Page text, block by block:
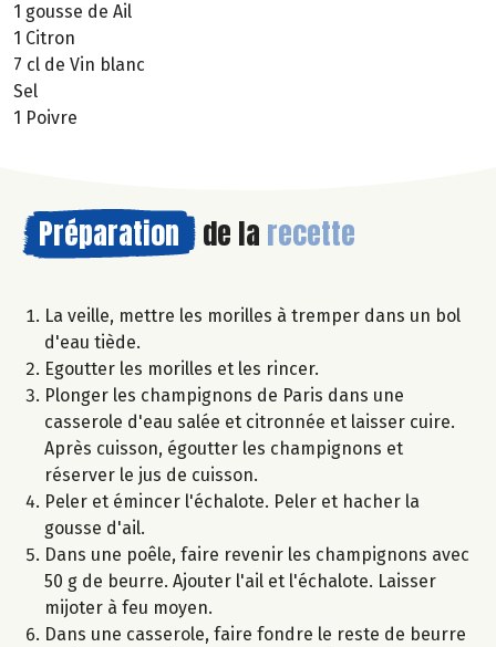
1 gousse de Ail
1 Citron
7 cl de Vin blanc
Sel
1 Poivre
Préparation de la recette
La veille, mettre les morilles à tremper dans un bol
d'eau tiède.
Egoutter les morilles et les rincer.
Plonger les champignons de Paris dans une
casserole d'eau salée et citronnée et laisser cuire.
Après cuisson, égoutter les champignons et
réserver le jus de cuisson.
Peler et émincer l'échalote. Peler et hacher la
gousse d'ail.
Dans une poêle, faire revenir les champignons avec
50 g de beurre. Ajouter l'ail et l'échalote. Laisser
mijoter à feu moyen.
Dans une casserole, faire fondre le reste de beurre